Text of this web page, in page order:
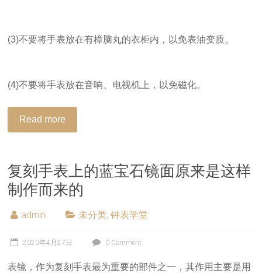
(3)不要将手表放在有樟脑丸的衣柜内，以免表油变质。
(4)不要将手表放在音响、电视机上，以免磁化。
Read more
复刻手表上的蓝宝石镜面原来是这样
制作而来的
admin 未分类,钟表学堂
2020年4月27日 0 Comment
表镜，作为复刻手表最为重要的部件之一，其作用主要是用